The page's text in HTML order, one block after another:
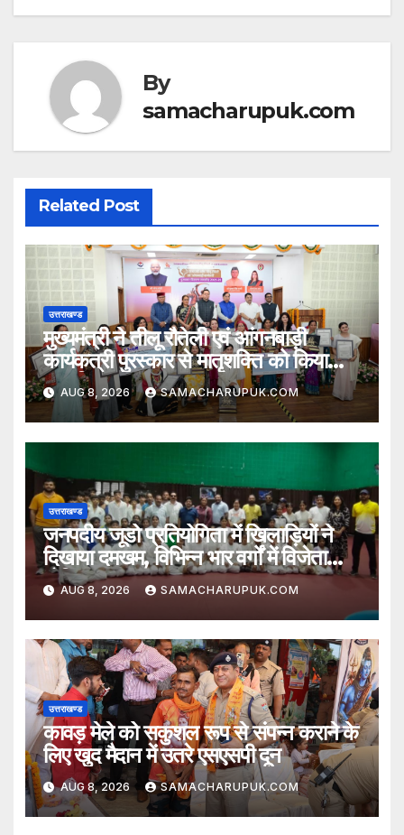
By
samacharupuk.com
Related Post
उत्तराखण्ड
मुख्यमंत्री ने तीलू रौतेली एवं आंगनबाड़ी
कार्यकत्री पुरस्कार से मातृशक्ति को किया
सम्मानित
AUG 8, 2026 SAMACHARUPUK.COM
उत्तराखण्ड
जनपदीय जूडो प्रतियोगिता में खिलाड़ियों ने
दिखाया दमखम, विभिन्न भार वर्गों में विजेता
घोषित
AUG 8, 2026 SAMACHARUPUK.COM
उत्तराखण्ड
कावड़ मेले को सकुशल रूप से संपन्न कराने के
लिए खुद मैदान में उतरे एसएसपी दून
AUG 8, 2026 SAMACHARUPUK.COM